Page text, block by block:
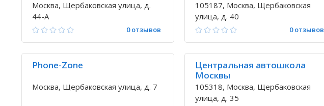
Москва, Щербаковская улица, д.
44-А
0 отзывов
105187, Москва, Щербаковская
улица, д. 40
0 отзывов
Phone-Zone
Москва, Щербаковская улица, д. 7
Центральная автошкола
Москвы
105318, Москва, Щербаковская
улица, д. 35